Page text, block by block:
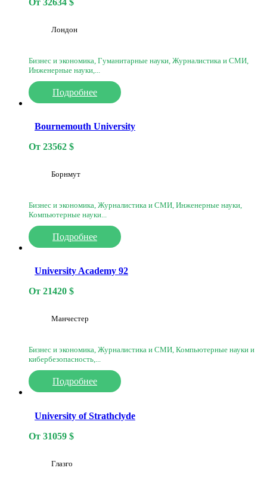
Лондон
Бизнес и экономика, Гуманитарные науки, Журналистика и СМИ,
Инженерные науки,...
Подробнее
Bournemouth University
От 23562 $
Борнмут
Бизнес и экономика, Журналистика и СМИ, Инженерные науки,
Компьютерные науки...
Подробнее
University Academy 92
От 21420 $
Манчестер
Бизнес и экономика, Журналистика и СМИ, Компьютерные науки и
кибербезопасность,...
Подробнее
University of Strathclyde
От 31059 $
Глазго